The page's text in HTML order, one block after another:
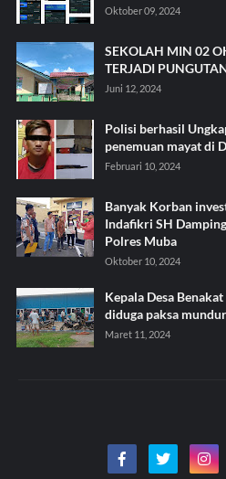
Oktober 09, 2024
SEKOLAH MIN 02
TERJADI
Juni 12, 2024
Polisi berhasil
penemuan mayat di
Februari 10, 2024
Banyak Korban
Indafikri SH
Polres Muba
Oktober 10, 2024
Kepala Desa
diduga paksa
Maret 11, 2024